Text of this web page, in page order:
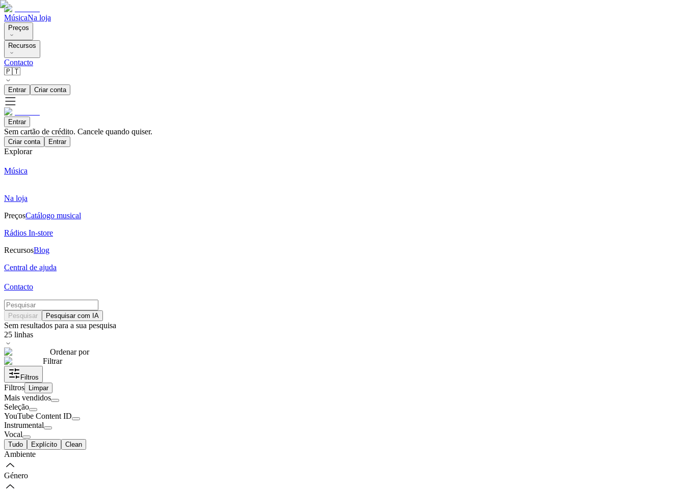
MúsicaNa loja
Preços
Recursos
Contacto
🇵🇹
Entrar Criar conta
Entrar
Sem cartão de crédito. Cancele quando quiser.
Criar conta Entrar
Explorar
Música
Na loja
PreçosCatálogo musical
Rádios In-store
RecursosBlog
Central de ajuda
Contacto
Pesquisar Pesquisar com IA
Sem resultados para a sua pesquisa
25 linhas
Ordenar por
Filtrar
Filtros
Filtros Limpar
Mais vendidos
Seleção
YouTube Content ID
Instrumental
Vocal
Tudo Explícito Clean
Ambiente
Género